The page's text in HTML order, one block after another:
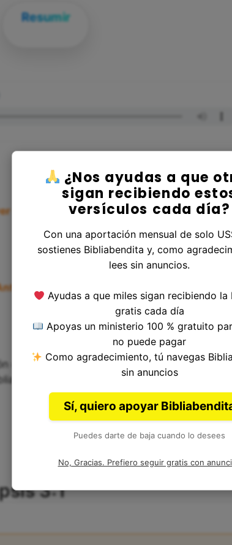
Resumir
al Libro Apocalipsis
del Versículo 1, Capítulo 3, Libro de
Autoría: Juan.
3:1
¿Nos ayudas a que
sigan recibiendo
versículos cada día?
Con una aportación mensual de solo
sostienes Bibliabendita y, como
lees sin anuncios.
Ayudas a que miles sigan recibiendo la
gratis cada día
Apoyas un ministerio 100 % gratuito
no puede pagar
Como agradecimiento, tú navegas
sin anuncios
Sí, quiero apoyar
Puedes darte de baja cuando lo desees
No, Gracias. Prefiero seguir gratis con